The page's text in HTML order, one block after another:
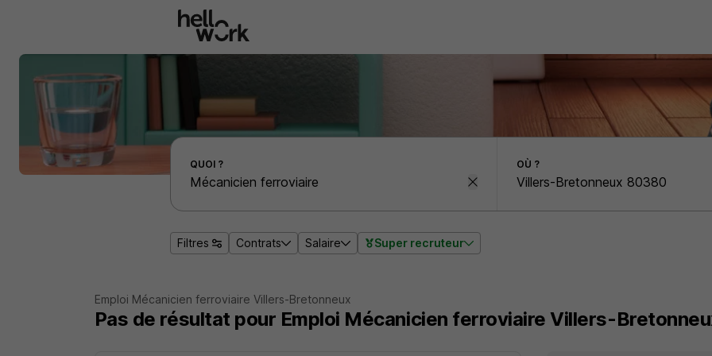
Effectuer une recherche d'emploi par localité
QUOI ? OÙ ?
Filtres Contrats Salaire Super recruteur
Emploi Mécanicien ferroviaire Villers-Bretonneux
Pas de résultat pour Emploi Mécanicien ferroviaire Villers-